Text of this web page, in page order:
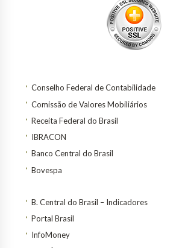
Conselho Federal de Contabilidade
Comissão de Valores Mobiliários
Receita Federal do Brasil
IBRACON
Banco Central do Brasil
Bovespa
B. Central do Brasil – Indicadores
Portal Brasil
InfoMoney